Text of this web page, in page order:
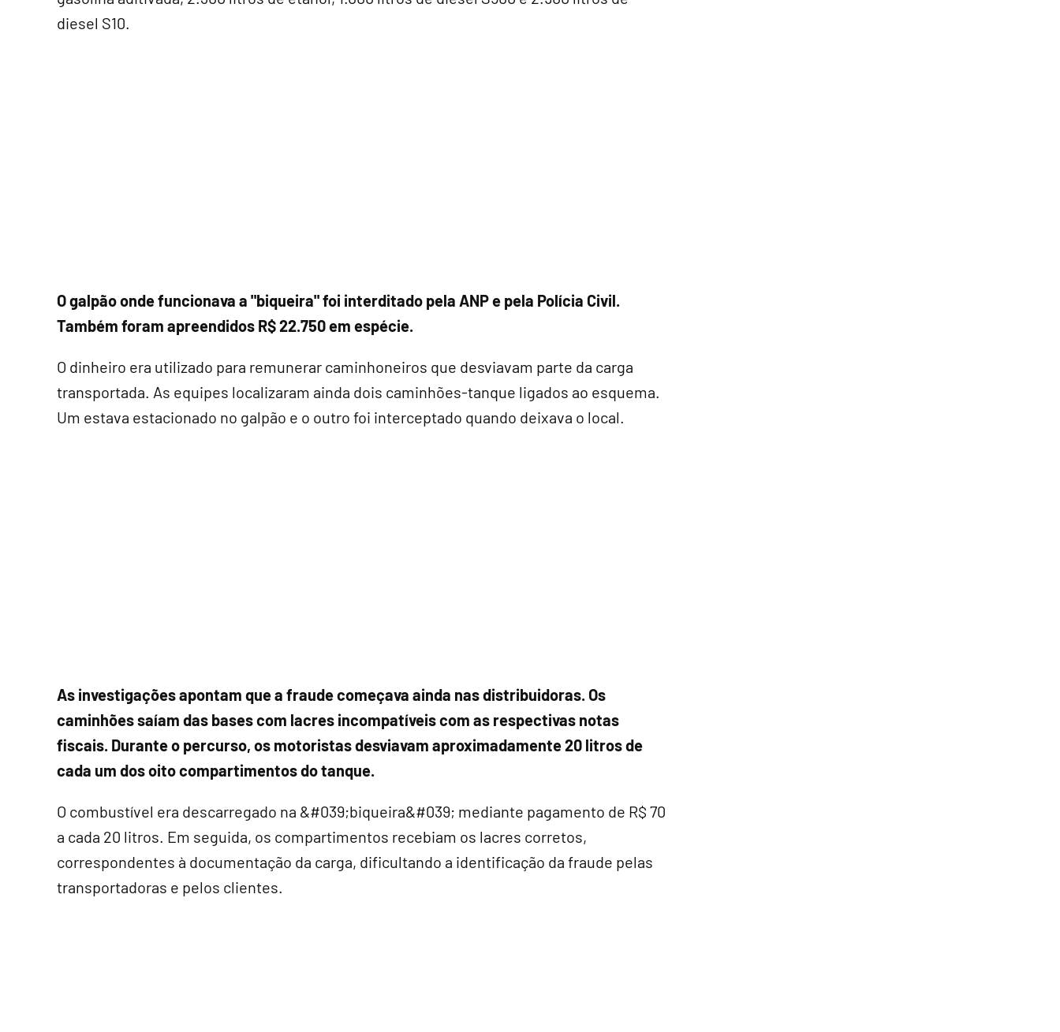
diesel S10.
O galpão onde funcionava a "biqueira" foi interditado pela ANP e pela Polícia Civil.
Também foram apreendidos R$ 22.750 em espécie.
O dinheiro era utilizado para remunerar caminhoneiros que desviavam parte da carga
transportada. As equipes localizaram ainda dois caminhões-tanque ligados ao esquema.
Um estava estacionado no galpão e o outro foi interceptado quando deixava o local.
As investigações apontam que a fraude começava ainda nas distribuidoras. Os
caminhões saíam das bases com lacres incompatíveis com as respectivas notas
fiscais. Durante o percurso, os motoristas desviavam aproximadamente 20 litros de
cada um dos oito compartimentos do tanque.
O combustível era descarregado na &#039;biqueira&#039; mediante pagamento de R$ 70
a cada 20 litros. Em seguida, os compartimentos recebiam os lacres corretos,
correspondentes à documentação da carga, dificultando a identificação da fraude pelas
transportadoras e pelos clientes.